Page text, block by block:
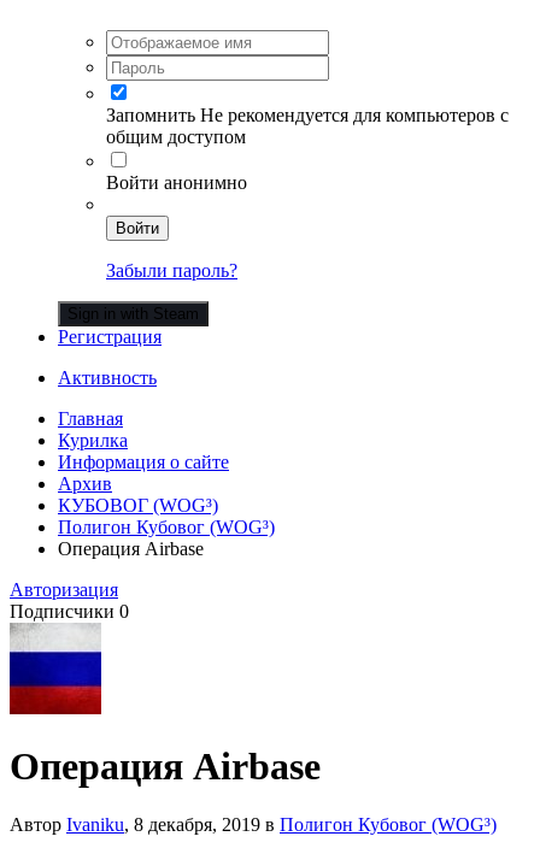
Запомнить Не рекомендуется для компьютеров с
общим доступом
Войти анонимно
Войти
Забыли пароль?
Sign in with Steam
Регистрация
Активность
Главная
Курилка
Информация о сайте
Архив
КУБОВОГ (WOG³)
Полигон Кубовог (WOG³)
Операция Airbase
Авторизация
Подписчики 0
Операция Airbase
Автор Ivaniku, 8 декабря, 2019 в Полигон Кубовог (WOG³)